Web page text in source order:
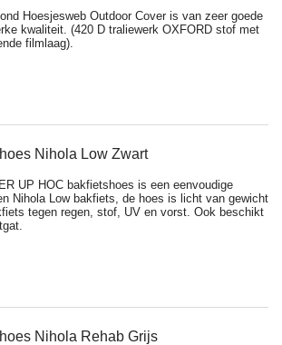
Hoesjesweb Outdoor Cover is van zeer goede
kwaliteit. (420 D traliewerk OXFORD stof met
filmlaag).
Nihola Low Zwart
UP HOC bakfietshoes is een eenvoudige
Nihola Low bakfiets, de hoes is licht van gewicht
tegen regen, stof, UV en vorst. Ook beschikt
Nihola Rehab Grijs